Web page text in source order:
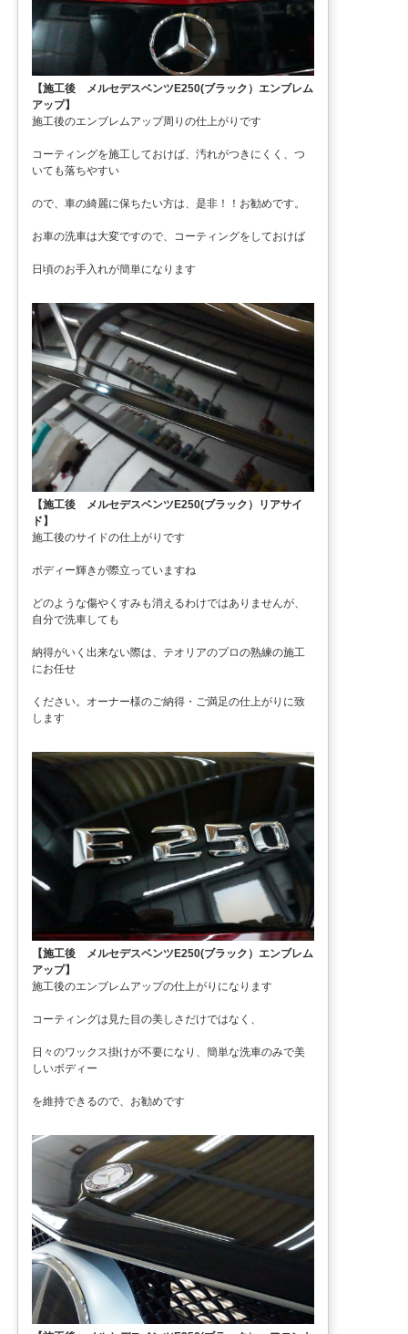
【施工後 メルセデスベンツE250(ブラック）エンブレム
アップ】
施工後のエンブレムアップ周りの仕上がりです
コーティングを施工しておけば、汚れがつきにくく、つ
いても落ちやすい
ので、車の綺麗に保ちたい方は、是非！！お勧めです。
お車の洗車は大変ですので、コーティングをしておけば
日頃のお手入れが簡単になります
【施工後 メルセデスベンツE250(ブラック）リアサイ
ド】
施工後のサイドの仕上がりです
ボディー輝きが際立っていますね
どのような傷やくすみも消えるわけではありませんが、
自分で洗車しても
納得がいく出来ない際は、テオリアのプロの熟練の施工
にお任せ
ください。オーナー様のご納得・ご満足の仕上がりに致
します
【施工後 メルセデスベンツE250(ブラック）エンブレム
アップ】
施工後のエンブレムアップの仕上がりになります
コーティングは見た目の美しさだけではなく、
日々のワックス掛けが不要になり、簡単な洗車のみで美
しいボディー
を維持できるので、お勧めです